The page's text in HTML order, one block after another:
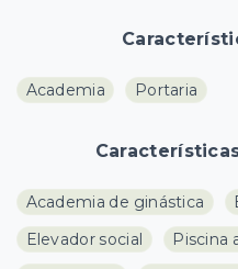
Academia Portaria
Academia de ginástica
Elevador social
Piscina